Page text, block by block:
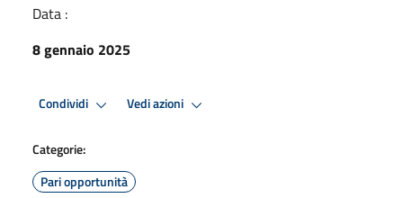
Data :
8 gennaio 2025
Condividi Vedi azioni
Categorie:
Pari opportunità